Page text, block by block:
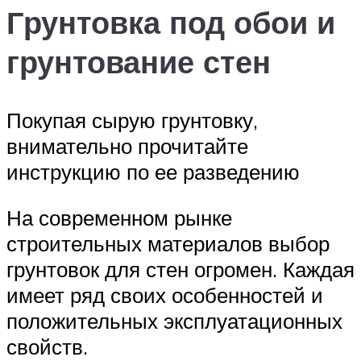
Грунтовка под обои и
грунтование стен
Покупая сырую грунтовку,
внимательно прочитайте
инструкцию по ее разведению
На современном рынке
строительных материалов выбор
грунтовок для стен огромен. Каждая
имеет ряд своих особенностей и
положительных эксплуатационных
свойств.